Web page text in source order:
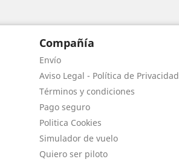
Compañía
Envío
Aviso Legal - Política de Privacidad
Términos y condiciones
Pago seguro
Politica Cookies
Simulador de vuelo
Quiero ser piloto